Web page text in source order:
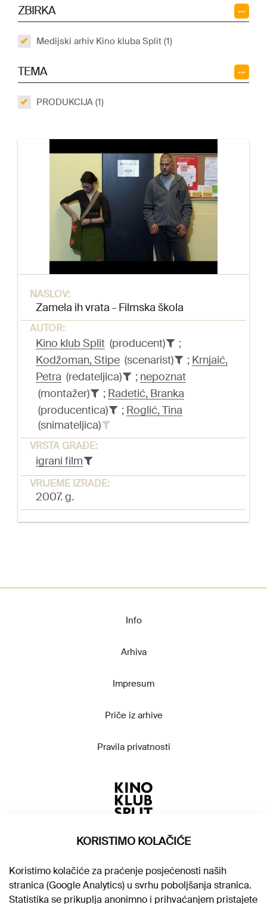
ZBIRKA
Medijski arhiv Kino kluba Split (1)
TEMA
PRODUKCIJA (1)
NASLOV:
Zamela ih vrata - Filmska škola
AUTOR:
Kino klub Split (producent)
;
Kodžoman, Stipe (scenarist) ; Krnjaić,
Petra (redateljica) ; nepoznat
(montažer)
; Radetić, Branka
(producentica)
; Roglić, Tina
(snimateljica)
VRSTA GRAĐE:
igrani film
VRIJEME IZRADE:
2007. g.
Info
Arhiva
Impresum
Priče iz arhive
Pravila privatnosti
KORISTIMO KOLAČIĆE
Koristimo kolačiće za praćenje posjećenosti naših
stranica (Google Analytics) u svrhu poboljšanja stranica.
Statistika se prikuplja anonimno i prihvaćanjem pristajete